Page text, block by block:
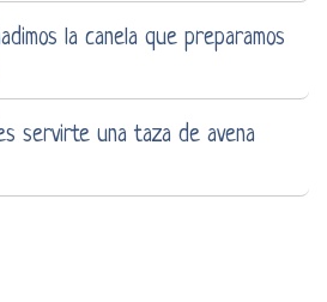
la canela que preparamos
servirte una taza de avena